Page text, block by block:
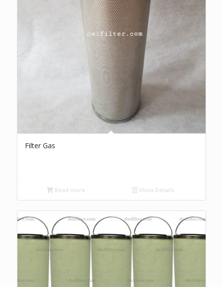
Filter Gas
Read more Show Details